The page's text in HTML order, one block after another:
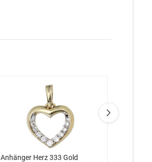
Anhänger Herz 333 Gold